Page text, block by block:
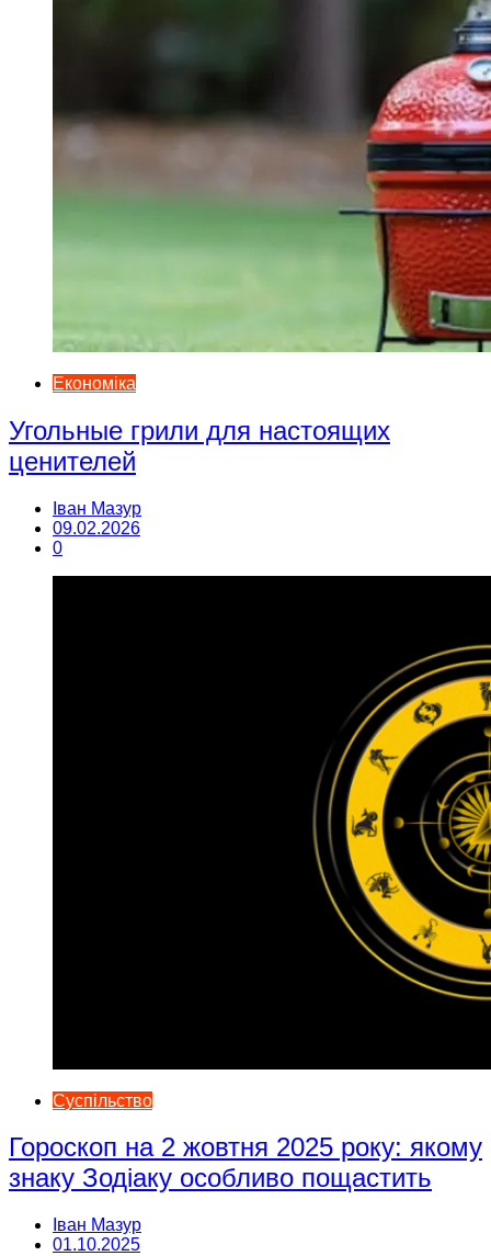
Економіка
Угольные грили для настоящих
ценителей
Іван Мазур
09.02.2026
0
Суспільство
Гороскоп на 2 жовтня 2025 року: якому
знаку Зодіаку особливо пощастить
Іван Мазур
01.10.2025